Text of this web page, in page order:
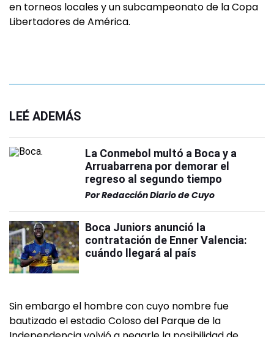
en torneos locales y un subcampeonato de la Copa
Libertadores de América.
LEÉ ADEMÁS
La Conmebol multó a Boca y a
Arruabarrena por demorar el
regreso al segundo tiempo
PorRedacción Diario de Cuyo
Boca Juniors anunció la
contratación de Enner Valencia:
cuándo llegará al país
Sin embargo el hombre con cuyo nombre fue
bautizado el estadio Coloso del Parque de la